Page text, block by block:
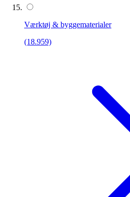
Værktøj & byggematerialer
(18.959)